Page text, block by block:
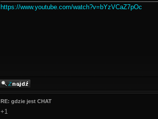
https://www.youtube.com/watch?v=bYzVCaZ7pOc
RE: gdzie jest CHAT
+1